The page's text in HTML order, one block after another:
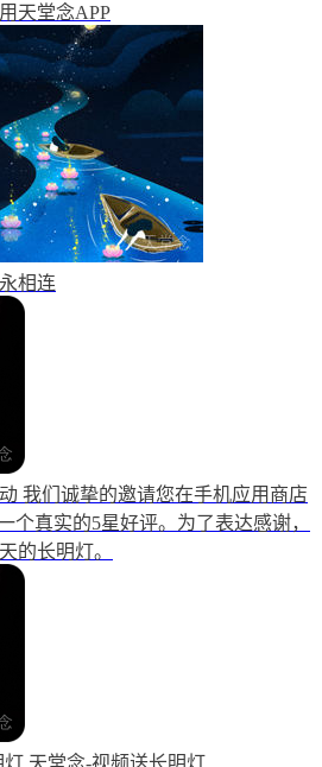
天堂念APP
相连
我们诚挚的邀请您在手机应用商店
个真实的5星好评。为了表达感谢，
的长明灯。
灯 天堂念-视频送长明灯